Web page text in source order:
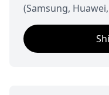
(Samsung,